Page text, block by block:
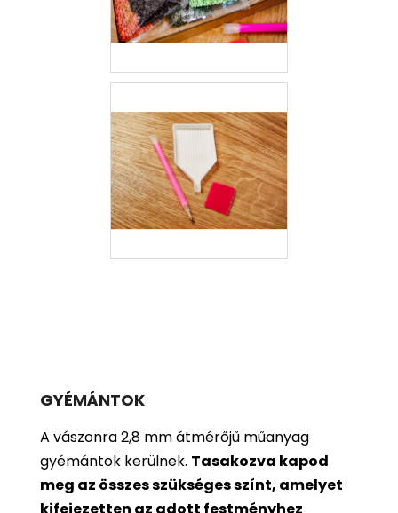
GYÉMÁNTOK
A vászonra 2,8 mm átmérőjű műanyag
gyémántok kerülnek. Tasakozva kapod
meg az összes szükséges színt, amelyet
kifejezetten az adott festményhez